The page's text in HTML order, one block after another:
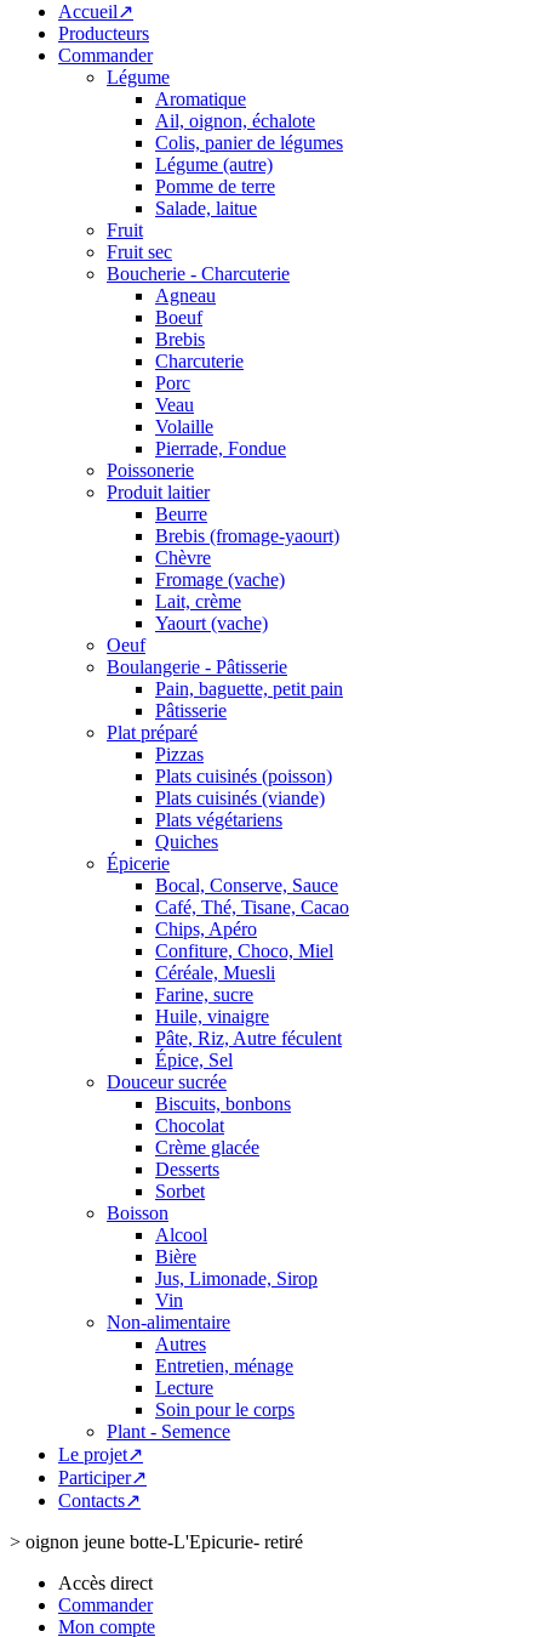
Accueil↗
Producteurs
Commander
Légume
Aromatique
Ail, oignon, échalote
Colis, panier de légumes
Légume (autre)
Pomme de terre
Salade, laitue
Fruit
Fruit sec
Boucherie - Charcuterie
Agneau
Boeuf
Brebis
Charcuterie
Porc
Veau
Volaille
Pierrade, Fondue
Poissonerie
Produit laitier
Beurre
Brebis (fromage-yaourt)
Chèvre
Fromage (vache)
Lait, crème
Yaourt (vache)
Oeuf
Boulangerie - Pâtisserie
Pain, baguette, petit pain
Pâtisserie
Plat préparé
Pizzas
Plats cuisinés (poisson)
Plats cuisinés (viande)
Plats végétariens
Quiches
Épicerie
Bocal, Conserve, Sauce
Café, Thé, Tisane, Cacao
Chips, Apéro
Confiture, Choco, Miel
Céréale, Muesli
Farine, sucre
Huile, vinaigre
Pâte, Riz, Autre féculent
Épice, Sel
Douceur sucrée
Biscuits, bonbons
Chocolat
Crème glacée
Desserts
Sorbet
Boisson
Alcool
Bière
Jus, Limonade, Sirop
Vin
Non-alimentaire
Autres
Entretien, ménage
Lecture
Soin pour le corps
Plant - Semence
Le projet↗
Participer↗
Contacts↗
> oignon jeune botte-L'Epicurie- retiré
Accès direct
Commander
Mon compte